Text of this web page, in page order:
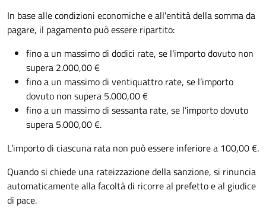
In base alle condizioni economiche e all'entità della somma da
pagare, il pagamento può essere ripartito:
fino a un massimo di dodici rate, se l'importo dovuto non
supera 2.000,00 €
fino a un massimo di ventiquattro rate, se l’importo
dovuto non supera 5.000,00 €
fino a un massimo di sessanta rate, se l’importo dovuto
supera 5.000,00 €.
L’importo di ciascuna rata non può essere inferiore a 100,00 €.
Quando si chiede una rateizzazione della sanzione, si rinuncia
automaticamente alla facoltà di ricorre al prefetto e al giudice
di pace.